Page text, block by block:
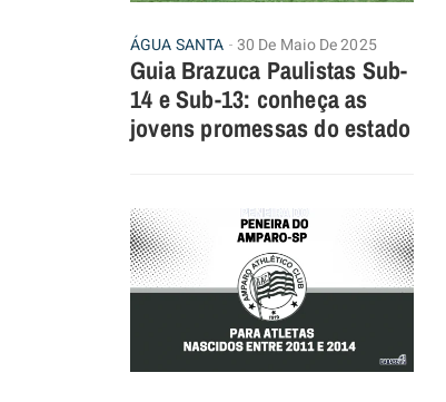
ÁGUA SANTA 30 De Maio De 2025
Guia Brazuca Paulistas Sub-
14 e Sub-13: conheça as
jovens promessas do estado